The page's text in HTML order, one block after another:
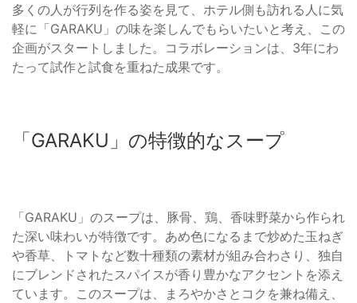
多くの人が行列を作る姿を見て、ホテル側も訪れる人に気
軽に「GARAKU」の味を楽しんでもらいたいと考え、この
企画がスタートしました。コラボレーションは、3年にわ
たって試作と試食を重ねた成果です。
「GARAKU」の特徴的なスープ
「GARAKU」のスープは、豚骨、鶏、香味野菜から作られ
た深い味わいが特徴です。あめ色になるまで炒めた玉ねぎ
や香草、トマトなど数十種類の素材が組み合わさり、独自
にブレンドされたスパイスが香り豊かなアクセントを添え
ています。このスープは、まろやかさとコクを兼ね備え、